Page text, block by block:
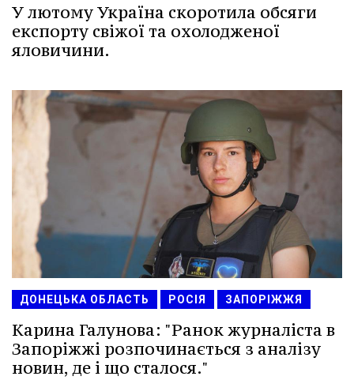
У лютому Україна скоротила обсяги
експорту свіжої та охолодженої
яловичини.
ДОНЕЦЬКА ОБЛАСТЬ РОСІЯ ЗАПОРІЖЖЯ
Карина Галунова: "Ранок журналіста в
Запоріжжі розпочинається з аналізу
новин, де і що сталося."